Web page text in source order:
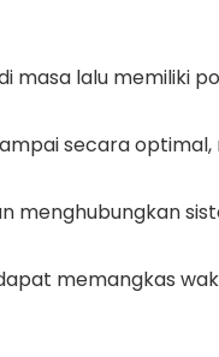
masa lalu memiliki
secara
menghubungkan
memangkas